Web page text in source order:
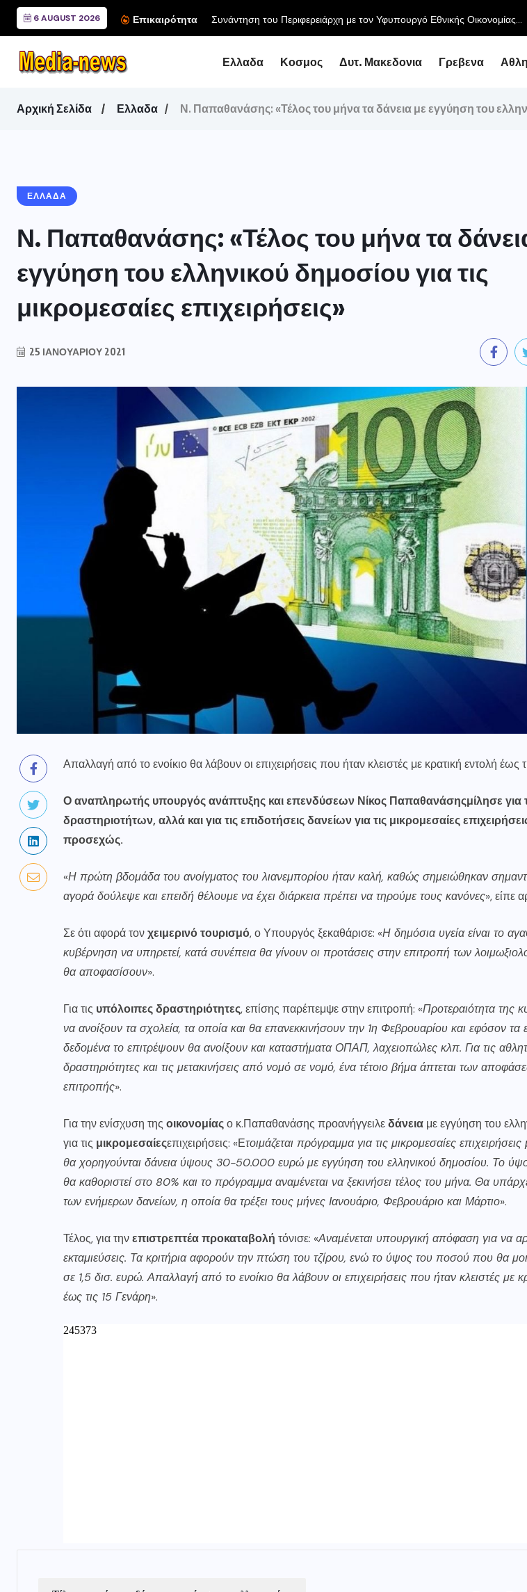
6 AUGUST 2026 Επικαιρότητα
Ελλαδα Κοσμος Δυτ. Μακεδονια Γρεβενα
Αρχική Σελίδα Ελλαδα Ν. Παπαθανάσης: «Τέλος του μήνα τα δάνεια με εγγύηση του
ΕΛΛΑΔΑ
Ν. Παπαθανάσης: «Τέλος του μήνα τα
εγγύηση του ελληνικού δημοσίου για τις
μικρομεσαίες επιχειρήσεις»
25 ΙΑΝΟΥΑΡΊΟΥ 2021
Απαλλαγή από το ενοίκιο θα λάβουν οι επιχειρήσεις που ήταν κλειστές με κρατική εντολή έως
Ο αναπληρωτής υπουργός ανάπτυξης και επενδύσεων Νίκος Παπαθανάσηςμίλησε
δραστηριοτήτων, αλλά και για τις επιδοτήσειςδανείωνγια τις μικρομεσαίες
προσεχώς.
«Η πρώτη βδομάδα του ανοίγματος του λιανεμπορίου ήταν καλή, καθώς σημειώθηκαν
αγορά δούλεψε και επειδή θέλουμε να έχει διάρκεια πρέπει να τηρούμε τους κανόνες», είπε
Σε ότι αφορά τονχειμερινό τουρισμό, ο Υπουργός ξεκαθάρισε: «Η δημόσια υγεία είναι το
κυβέρνηση να υπηρετεί, κατά συνέπεια θα γίνουν οι προτάσεις στην επιτροπή των
θα αποφασίσουν».
Για τις υπόλοιπες δραστηριότητες, επίσης παρέπεμψε στην επιτροπή: «Προτεραιότητα της
να ανοίξουν τα σχολεία, τα οποία και θα επανεκκινήσουν την 1η Φεβρουαρίου και εφόσον τα
δεδομένα το επιτρέψουν θα ανοίξουν και καταστήματα ΟΠΑΠ, λαχειοπώλες κλπ. Για τις
δραστηριότητες και τις μετακινήσεις από νομό σε νομό, ένα τέτοιο βήμα άπτεται των
επιτροπής».
Για την ενίσχυση της οικονομίαςο κ.Παπαθανάσης προανήγγειλεδάνεια με εγγύηση του
για τις μικρομεσαίεςεπιχειρήσεις: «Ετοιμάζεται πρόγραμμα για τις μικρομεσαίες
θα χορηγούνται δάνεια ύψους 30-50.000 ευρώ με εγγύηση του ελληνικού δημοσίου. Το
θα καθοριστεί στο 80% και το πρόγραμμα αναμένεται να ξεκινήσει τέλος του μήνα. Θα
των ενήμερων δανείων, η οποία θα τρέξει τους μήνες Ιανουάριο, Φεβρουάριο και Μάρτιο».
Τέλος, για τηνεπιστρεπτέα προκαταβολή τόνισε: «Αναμένεται υπουργική απόφαση για να
εκταμιεύσεις. Τα κριτήρια αφορούν την πτώση του τζίρου, ενώ το ύψος του ποσού που θα
σε 1,5 δισ. ευρώ. Απαλλαγή από το ενοίκιο θα λάβουν οι επιχειρήσεις που ήταν κλειστές με
έως τις 15 Γενάρη».